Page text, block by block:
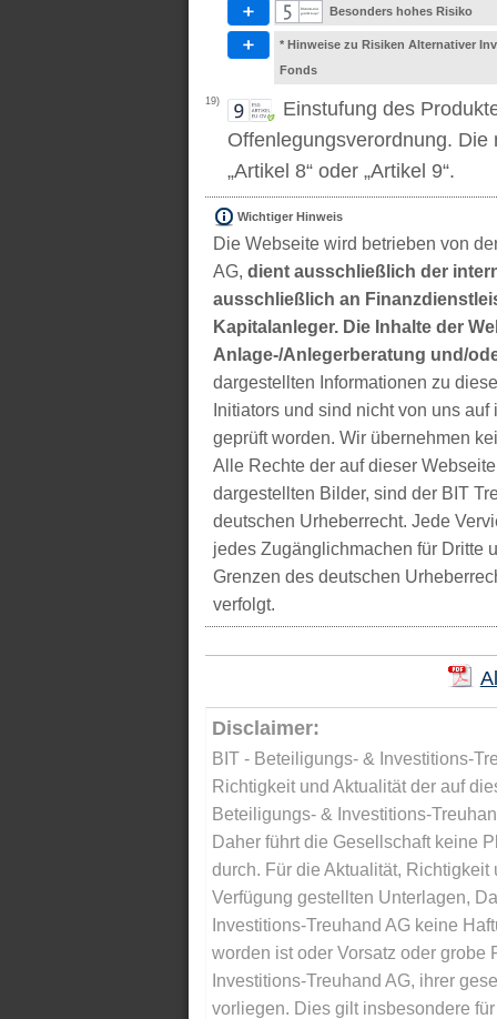
Besonders hohes Risiko
* Hinweise zu Risiken Alternativer
Fonds
19)
Einstufung des
Offenlegungsverordnung. Die
„Artikel 8“ oder „Artikel 9“.
Wichtiger Hinweis
Die Webseite wird betrieben von
AG, dient ausschließlich der
ausschließlich an
Kapitalanleger. Die Inhalte der
Anlage-/Anlegerberatung und/
dargestellten Informationen zu
Initiators und sind nicht von uns
geprüft worden. Wir übernehmen
Alle Rechte der auf dieser
dargestellten Bilder, sind der BIT
deutschen Urheberrecht. Jede
jedes Zugänglichmachen für Dritte
Grenzen des deutschen
verfolgt.
Disclaimer:
BIT - Beteiligungs- & Investitions-
Richtigkeit und Aktualität der auf
Beteiligungs- & Investitions-
Daher führt die Gesellschaft keine
durch. Für die Aktualität,
Verfügung gestellten Unterlagen,
Investitions-Treuhand AG keine
worden ist oder Vorsatz oder
Investitions-Treuhand AG, ihrer
vorliegen. Dies gilt insbesondere